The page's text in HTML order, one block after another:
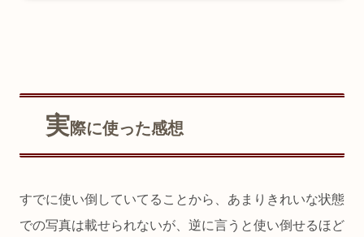
実際に使った感想
すでに使い倒していてることから、あまりきれいな状態
での写真は載せられないが、逆に言うと使い倒せるほど